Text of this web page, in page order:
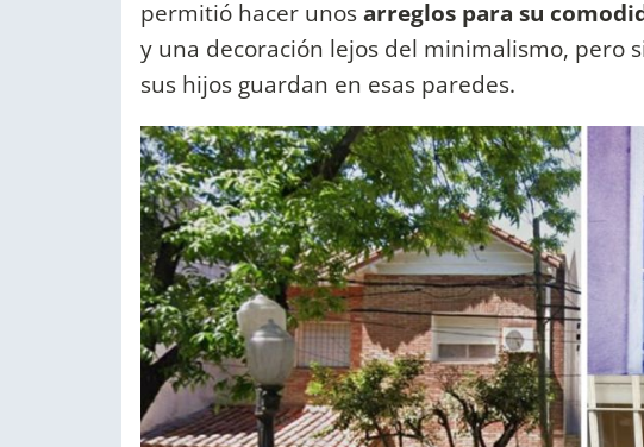
permitió hacer unosarreglos para su
y una decoración lejos del minimalismo, pero
sus hijos guardan en esas paredes.